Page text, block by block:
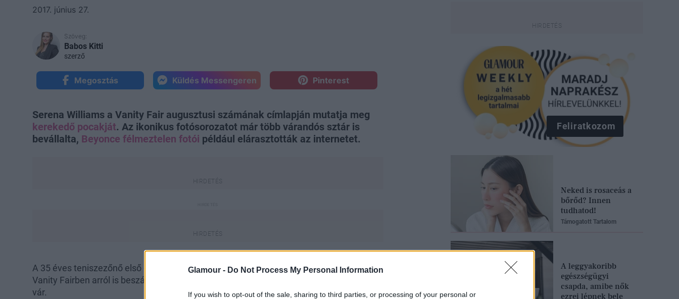
Glamour - Do Not Process My Personal Information
If you wish to opt-out of the sale, sharing to third parties, or processing of your personal or
2017. június 27.
Szöveg:
Babos Kitti
szerző
Megosztás Küldés Messengeren Pinterest
Serena Williams a Vanity Fair augusztusi számának címlapján mutatja meg
kerekedő pocakját. Az ikonikus fotósorozatot már több várandós sztár is
bevállalta, Beyonce félmeztelen fotói például elárasztották az internetet.
A 35 éves teniszezőnő első gyermekét várja vőlegényével Alexis Ohaniannal. Serena a
Vanity Fairben arról is beszámolt, milyen érzés volt, amikor megtudta, hogy gyermeket
vár.
Feliratkozom
Neked is rosaceás a
bőrőd? Innen
tudhatod!
Támogatott Tartalom
A leggyakoribb
egészségügyi
csapda, amibe nők
ezrei lépnek bele